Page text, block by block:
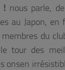
! nous parle,
au Japon,
du
tour des
onsen